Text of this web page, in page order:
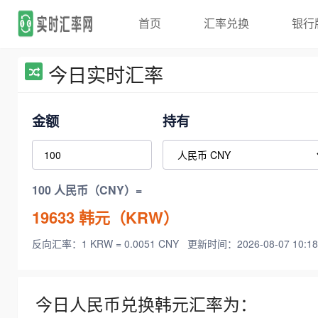
首页 汇率兑换 银行
今日实时汇率
金额 持有
100 人民币（CNY）=
19633韩元（KRW）
反向汇率：1 KRW = 0.0051 CNY 更新时间：2026-08-07
今日人民币兑换韩元汇率为：